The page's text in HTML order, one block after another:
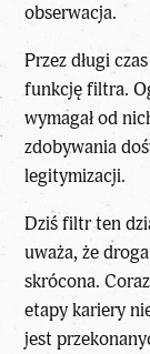
obserwacja.
Przez długi
funkcję filtra.
wymagał od
zdobywania
legitymizacji.
Dziś filtr ten
uważa, że
skrócona.
etapy kariery
jest